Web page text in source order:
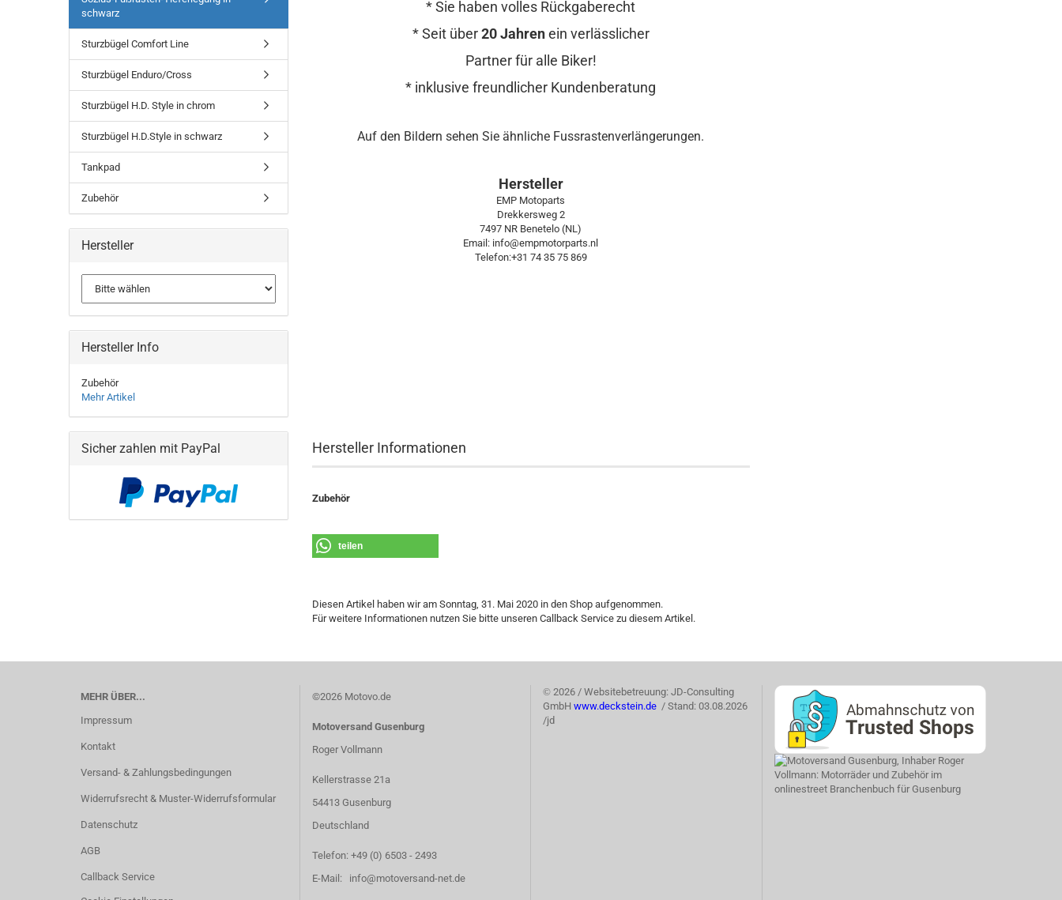
* Sie haben volles Rückgaberecht
* Seit über20 Jahrenein verlässlicher
Partner für alle Biker!
* inklusive freundlicher Kundenberatung
Auf den Bildern sehen Sie ähnliche Fussrastenverlängerungen.
Hersteller
EMP Motoparts
Drekkersweg 2
7497 NR Benetelo (NL)
Email: info@empmotorparts.nl
Telefon:+31 74 35 75 869
Hersteller Informationen
Zubehör
teilen
Diesen Artikel haben wir am Sonntag, 31. Mai 2020 in den Shop aufgenommen.
Für weitere Informationen nutzen Sie bitte unseren Callback Service zu diesem Artikel.
schwarz
Sturzbügel Comfort Line
Sturzbügel Enduro/Cross
Sturzbügel H.D. Style in chrom
Sturzbügel H.D.Style in schwarz
Tankpad
Zubehör
Hersteller
Hersteller Info
Zubehör
Mehr Artikel
Sicher zahlen mit PayPal
MEHR ÜBER...
Impressum
Kontakt
Versand- & Zahlungsbedingungen
Widerrufsrecht & Muster-Widerrufsformular
Datenschutz
AGB
Callback Service
©2026 Motovo.de
Motoversand Gusenburg
Roger Vollmann
Kellerstrasse 21a
54413 Gusenburg
Deutschland
Telefon: +49 (0) 6503 - 2493
E-Mail: info@motoversand-net.de
© 2026 / Websitebetreuung: JD-Consulting
GmbH www.deckstein.de / Stand: 03.08.2026
/jd